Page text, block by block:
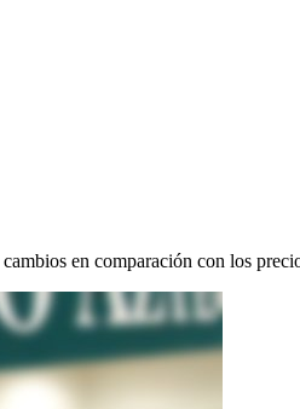
en comparación con los